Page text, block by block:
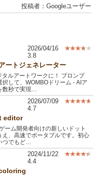
投稿者：Googleユーザー
2026/04/16
3.8
ートジェネレーター
ルアートワークに！ プロンプ
して、WOMBOドリーム - AIア
数秒で実現…
2026/07/09
4.7
editor
ーム開発者向けの新しいドット
、高速でポータブルです。初心
つでもど…
2024/11/22
4.4